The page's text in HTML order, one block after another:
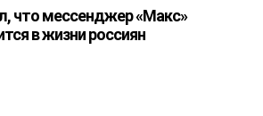
что мессенджер «Макс»
в жизни россиян